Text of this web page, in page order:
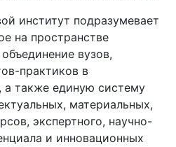
институт подразумевает
на пространстве
вузов,
практиков в
также единую систему
материальных,
экспертного, научно-
и инновационных